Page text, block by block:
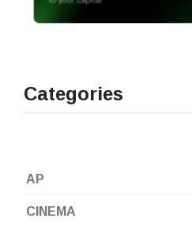
Categories
AP
CINEMA